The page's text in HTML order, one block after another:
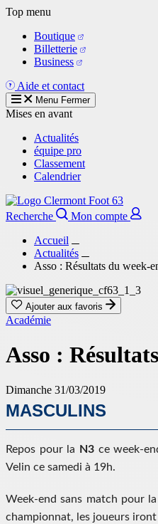
Aller
contenu
principal
Top menu
Boutique
Billetterie
Business
Aide et contact
Menu Fermer
Mises en avant
Actualités
équipe pro
Classement
Calendrier
Recherche
Mon compte
Accueil
Actualités
Asso : Résultats du week-
Ajouter aux favoris
Académie
Asso :
Dimanche 31/03/2019
MASCULINS
Repos pour la N3 ce week-
Velin ce samedi à 19h.
Week-end sans match pour la
championnat, les joueurs iront